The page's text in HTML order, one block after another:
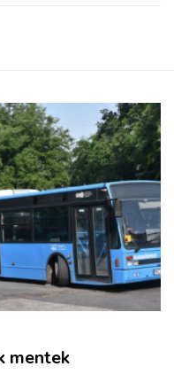
mentek